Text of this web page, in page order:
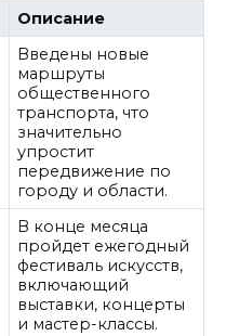
Описание
Введены новые
маршруты
общественного
транспорта, что
значительно
упростит
передвижение по
городу и области.
В конце месяца
пройдет ежегодный
фестиваль искусств,
включающий
выставки, концерты
и мастер-классы.